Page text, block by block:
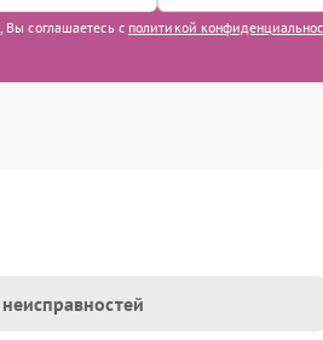
Вы соглашаетесь с политикой